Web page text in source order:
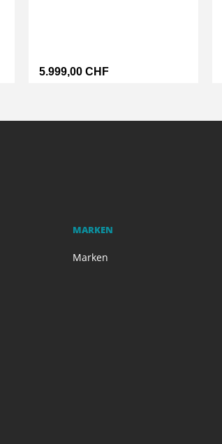
5.999,00 CHF
MARKEN
Marken